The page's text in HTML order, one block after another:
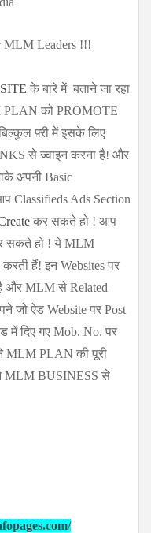
MLM Leaders !!!
के बारे में बताने जा रहा
को PROMOTE
फ़्री में इसके लिए
से ज्वाइन करना है! और
अपनी Basic
Classifieds Ads Section
कर सकते हो ! आप
सकते हो ! ये MLM
हैं! इन Websites पर
और MLM से Related
जो ऐड Website पर Post
में दिए गए Mob. No. पर
PLAN की पूरी
MLM BUSINESS से